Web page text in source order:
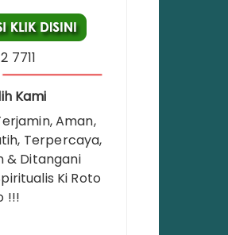
7711
Kami
Aman,
Terpercaya,
& Ditangani
Ki Roto
!!!